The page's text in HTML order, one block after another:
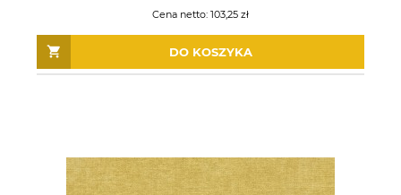
Cena netto: 103,25 zł
DO KOSZYKA